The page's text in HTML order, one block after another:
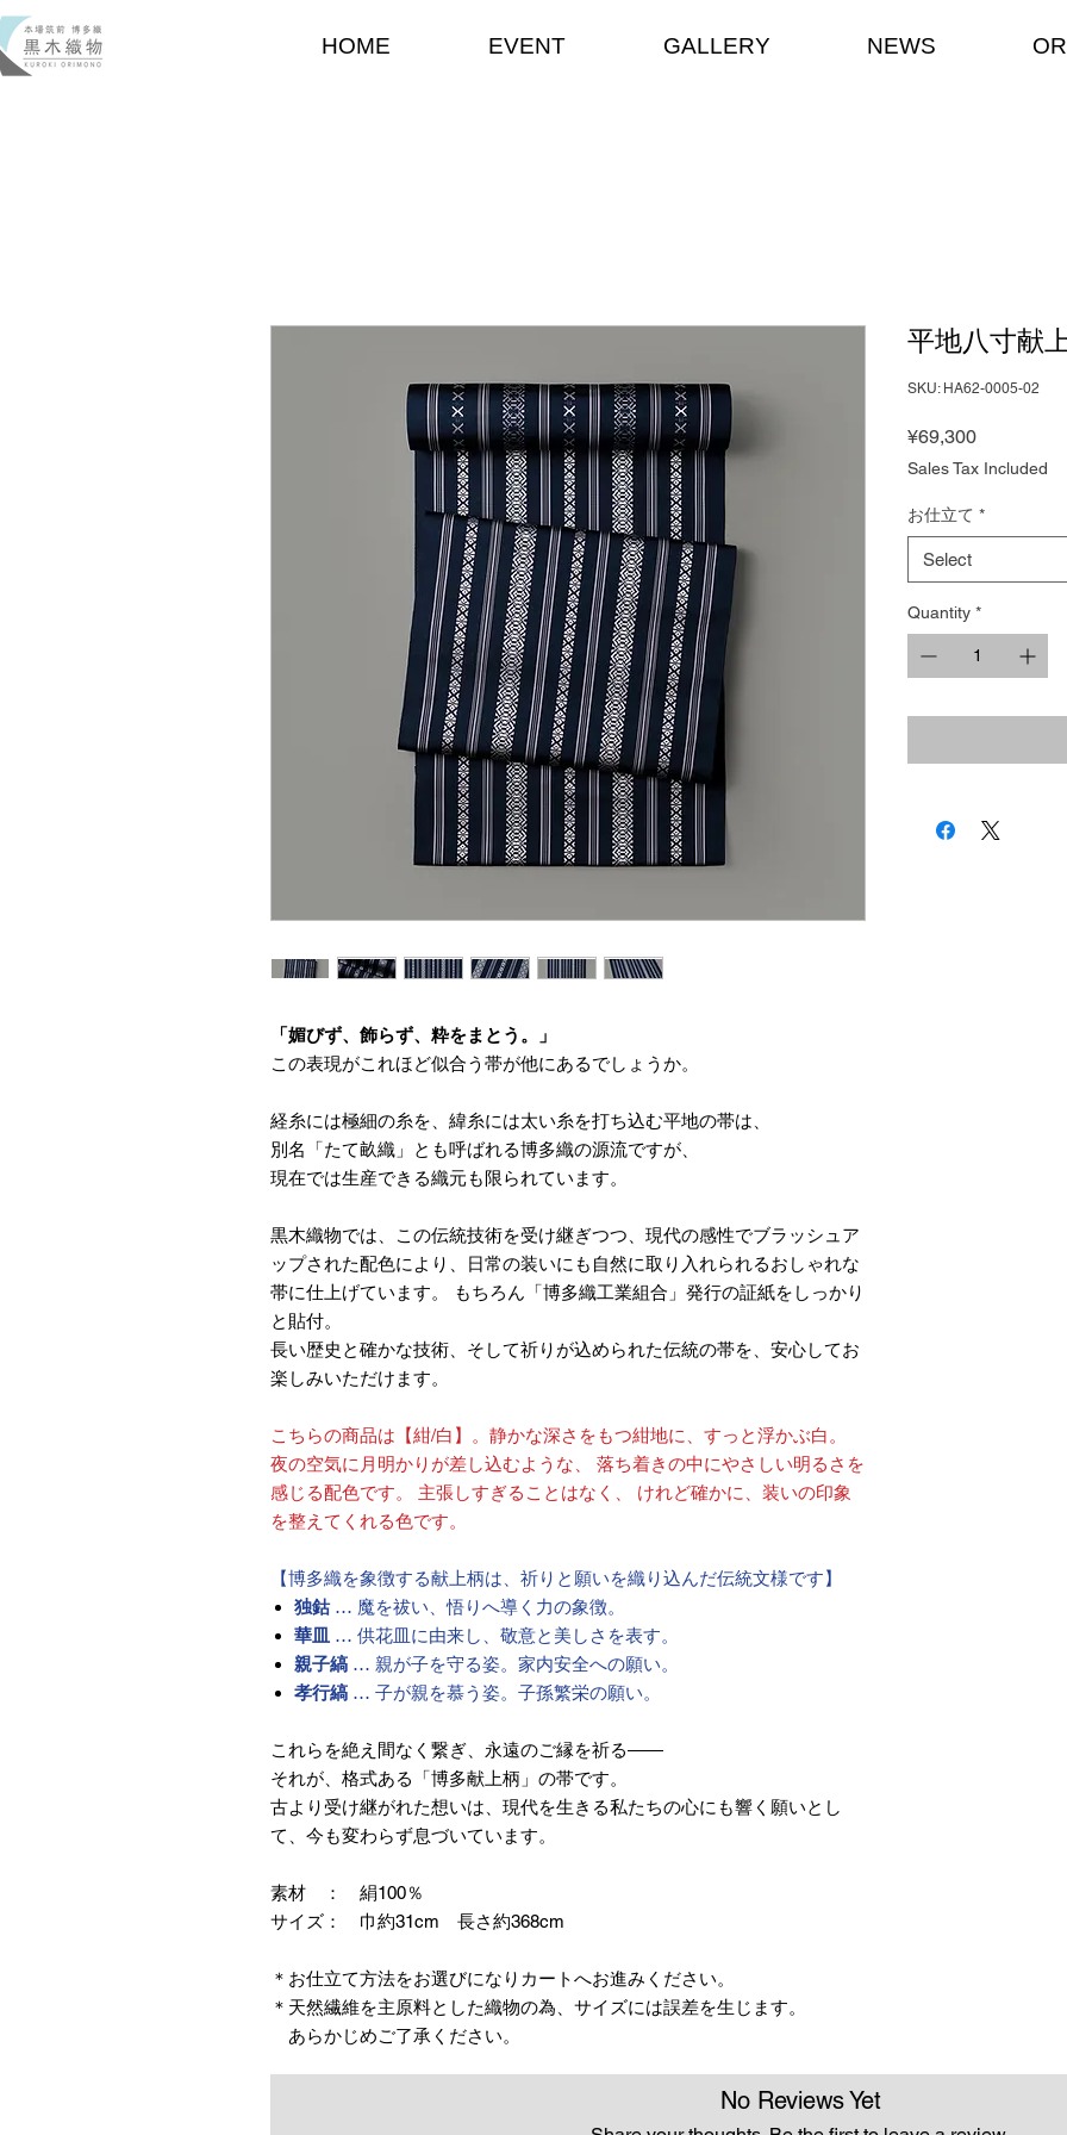
HOME EVENT GALLERY NEWS
「媚びず、飾らず、粋をまとう。」
この表現がこれほど似合う帯が他にあるでしょうか。
経糸には極細の糸を、緯糸には太い糸を打ち込む平地の帯は、
別名「たて畝織」とも呼ばれる博多織の源流ですが、
現在では生産できる織元も限られています。
黒木織物では、この伝統技術を受け継ぎつつ、現代の感性でブラッシュア
ップされた配色により、日常の装いにも自然に取り入れられるおしゃれな
帯に仕上げています。 もちろん「博多織工業組合」発行の証紙をしっかり
と貼付。
長い歴史と確かな技術、そして祈りが込められた伝統の帯を、安心してお
楽しみいただけます。
こちらの商品は【紺/白】。静かな深さをもつ紺地に、すっと浮かぶ白。
夜の空気に月明かりが差し込むような、 落ち着きの中にやさしい明るさを
感じる配色です。 主張しすぎることはなく、 けれど確かに、装いの印象
を整えてくれる色です。
【博多織を象徴する献上柄は、祈りと願いを織り込んだ伝統文様です】
独鈷… 魔を祓い、悟りへ導く力の象徴。
華皿 … 供花皿に由来し、敬意と美しさを表す。
親子縞 … 親が子を守る姿。家内安全への願い。
孝行縞 … 子が親を慕う姿。子孫繁栄の願い。
これらを絶え間なく繋ぎ、永遠のご縁を祈る――
それが、格式ある「博多献上柄」の帯です。
古より受け継がれた想いは、現代を生きる私たちの心にも響く願いとし
て、今も変わらず息づいています。
素材 ： 絹100％
サイズ： 巾約31cm 長さ約368cm
＊お仕立て方法をお選びになりカートへお進みください。
＊天然繊維を主原料とした織物の為、サイズには誤差を生じます。
あらかじめご了承ください。
平地八寸献
SKU: HA62-0005-02
¥69,300Price
Sales Tax Included
お仕立て *
Select
Quantity *
No Reviews Yet